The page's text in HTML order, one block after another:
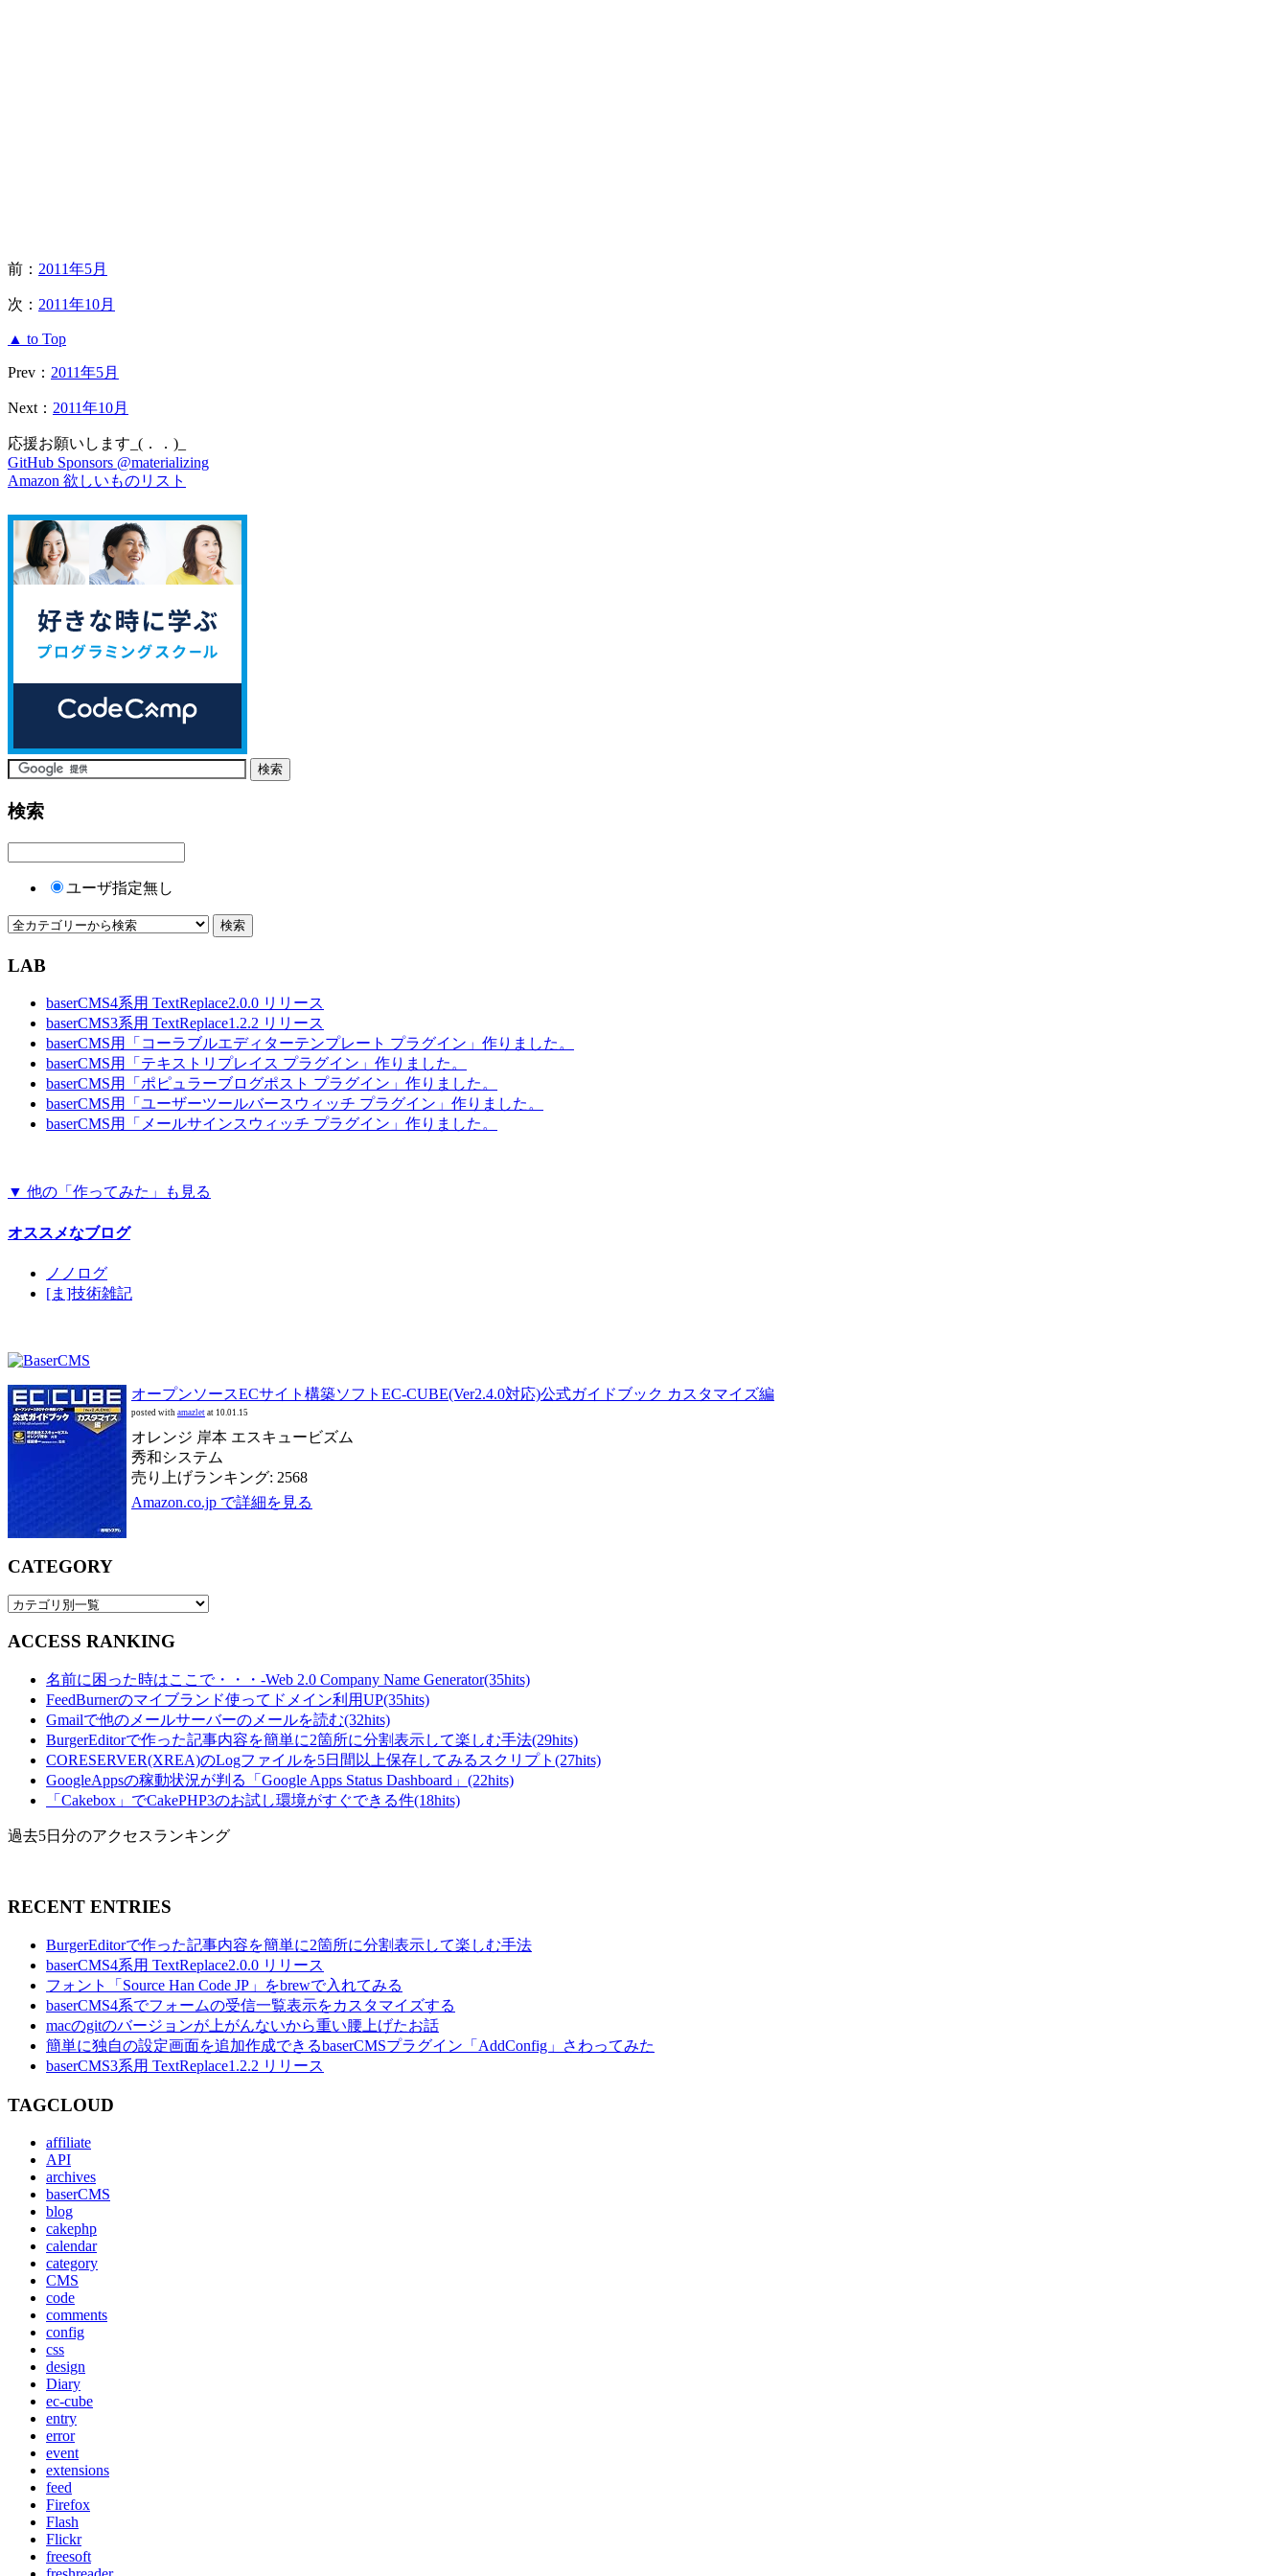
前： 2011年5月
次： 2011年10月
▲ to Top
Prev： 2011年5月
Next： 2011年10月
応援お願いします_(．．)_
GitHub Sponsors @materializing
Amazon 欲しいものリスト
検索
ユーザ指定無し
LAB
baserCMS4系用 TextReplace2.0.0 リリース
baserCMS3系用 TextReplace1.2.2 リリース
baserCMS用「コーラブルエディターテンプレート プラグイン」作りました。
baserCMS用「テキストリプレイス プラグイン」作りました。
baserCMS用「ポピュラーブログポスト プラグイン」作りました。
baserCMS用「ユーザーツールバースウィッチ プラグイン」作りました。
baserCMS用「メールサインスウィッチ プラグイン」作りました。
▼ 他の「作ってみた」も見る
オススメなブログ
ノノログ
[ま]技術雑記
オープンソースECサイト構築ソフトEC‐CUBE(Ver2.4.0対応)公式ガイドブック カスタマイズ編
posted with amazlet at 10.01.15
オレンジ 岸本 エスキュービズム
秀和システム
売り上げランキング: 2568
Amazon.co.jp で詳細を見る
CATEGORY
ACCESS RANKING
名前に困った時はここで・・・-Web 2.0 Company Name Generator(35hits)
FeedBurnerのマイブランド使ってドメイン利用UP(35hits)
Gmailで他のメールサーバーのメールを読む(32hits)
BurgerEditorで作った記事内容を簡単に2箇所に分割表示して楽しむ手法(29hits)
CORESERVER(XREA)のLogファイルを5日間以上保存してみるスクリプト(27hits)
GoogleAppsの稼動状況が判る「Google Apps Status Dashboard」(22hits)
「Cakebox」でCakePHP3のお試し環境がすぐできる件(18hits)
過去5日分のアクセスランキング
RECENT ENTRIES
BurgerEditorで作った記事内容を簡単に2箇所に分割表示して楽しむ手法
baserCMS4系用 TextReplace2.0.0 リリース
フォント「Source Han Code JP」をbrewで入れてみる
baserCMS4系でフォームの受信一覧表示をカスタマイズする
macのgitのバージョンが上がんないから重い腰上げたお話
簡単に独自の設定画面を追加作成できるbaserCMSプラグイン「AddConfig」さわってみた
baserCMS3系用 TextReplace1.2.2 リリース
TAGCLOUD
affiliate
API
archives
baserCMS
blog
cakephp
calendar
category
CMS
code
comments
config
css
design
Diary
ec-cube
entry
error
event
extensions
feed
Firefox
Flash
Flickr
freesoft